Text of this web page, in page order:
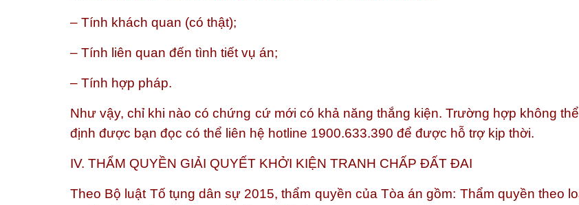
– Tính khách quan (có thật);
– Tính liên quan đến tình tiết vụ án;
– Tính hợp pháp.
Như vậy, chỉ khi nào có chứng cứ mới có khả năng thắng kiện. Trường hợp không
định được bạn đọc có thể liên hệ hotline 1900.633.390 để được hỗ trợ kịp thời.
IV. THẨM QUYỀN GIẢI QUYẾT KHỞI KIỆN TRANH CHẤP ĐẤT ĐAI
Theo Bộ luật Tố tụng dân sự 2015, thẩm quyền của Tòa án gồm: Thẩm quyền theo